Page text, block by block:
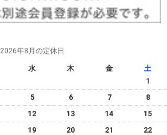
2026年8月の定休日
水 木 金
土
1
5 6 7
8
12 13 14
15
19 20 21
22